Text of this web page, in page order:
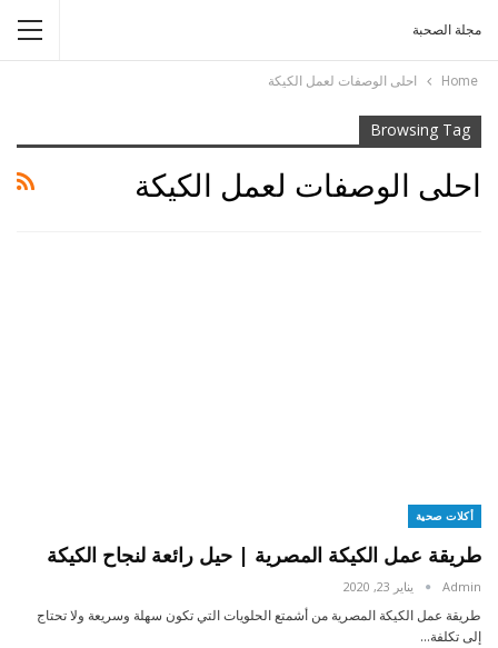
مجلة الصحبة
Home احلى الوصفات لعمل الكيكة
Browsing Tag
احلى الوصفات لعمل الكيكة
أكلات صحية
طريقة عمل الكيكة المصرية | حيل رائعة لنجاح الكيكة
Admin يناير 23, 2020
طريقة عمل الكيكة المصرية من أشمتع الحلويات التي تكون سهلة وسريعة ولا تحتاج
إلى تكلفة…